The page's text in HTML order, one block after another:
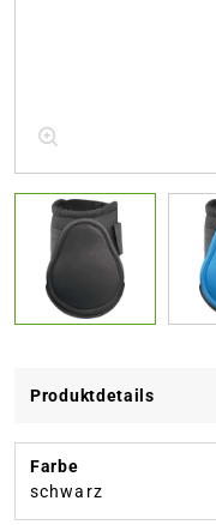
Produktdetails
Farbe
schwarz